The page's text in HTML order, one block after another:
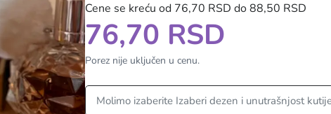
Cene se kreću od 76,70 RSD do 88,50 RSD
76,70 RSD
Porez nije uključen u cenu.